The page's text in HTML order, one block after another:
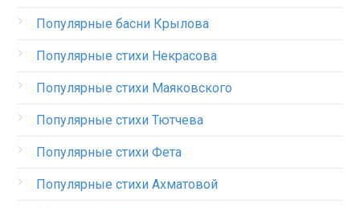
Популярные басни Крылова
Популярные стихи Некрасова
Популярные стихи Маяковского
Популярные стихи Тютчева
Популярные стихи Фета
Популярные стихи Ахматовой